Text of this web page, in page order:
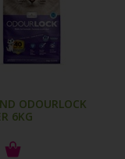
ODOURLOCK
6KG